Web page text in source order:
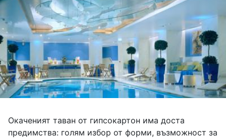
Окаченият таван от гипсокартон има доста
предимства: голям избор от форми, възможност за